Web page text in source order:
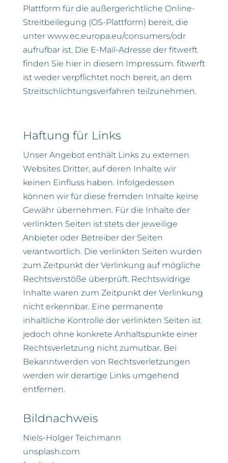
Plattform für die außergerichtliche Online-
Streitbeilegung (OS-Plattform) bereit, die
unter www.ec.europa.eu/consumers/odr
aufrufbar ist. Die E-Mail-Adresse der fitwerft
finden Sie hier in diesem Impressum. fitwerft
ist weder verpflichtet noch bereit, an dem
Streitschlichtungsverfahren teilzunehmen.
Haftung für Links
Unser Angebot enthält Links zu externen
Websites Dritter, auf deren Inhalte wir
keinen Einfluss haben. Infolgedessen
können wir für diese fremden Inhalte keine
Gewähr übernehmen. Für die Inhalte der
verlinkten Seiten ist stets der jeweilige
Anbieter oder Betreiber der Seiten
verantwortlich. Die verlinkten Seiten wurden
zum Zeitpunkt der Verlinkung auf mögliche
Rechtsverstöße überprüft. Rechtswidrige
Inhalte waren zum Zeitpunkt der Verlinkung
nicht erkennbar. Eine permanente
inhaltliche Kontrolle der verlinkten Seiten ist
jedoch ohne konkrete Anhaltspunkte einer
Rechtsverletzung nicht zumutbar. Bei
Bekanntwerden von Rechtsverletzungen
werden wir derartige Links umgehend
entfernen.
Bildnachweis
Niels-Holger Teichmann
unsplash.com